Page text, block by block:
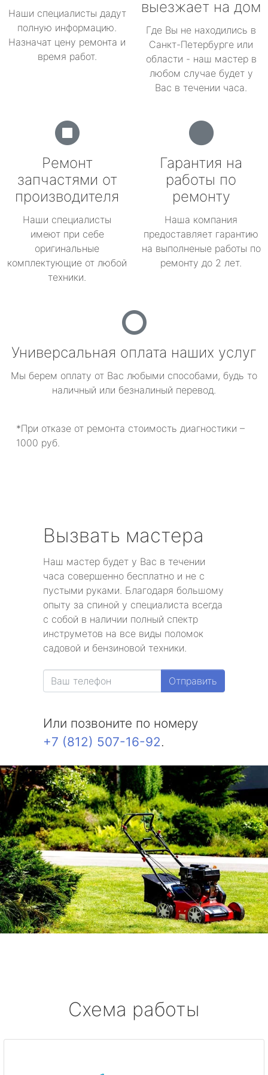
Наши специалисты дадут
полную информацию.
Назначат цену ремонта и
время работ.
выезжает на дом
Где Вы не находились в
Санкт-Петербурге или
области - наш мастер в
любом случае будет у
Вас в течении часа.
Ремонт
запчастями от
производителя
Наши специалисты
имеют при себе
оригинальные
комплектующие от любой
техники.
Гарантия на
работы по
ремонту
Наша компания
предоставляет гарантию
на выполненые работы по
ремонту до 2 лет.
Универсальная оплата наших услуг
Мы берем оплату от Вас любыми способами, будь то
наличный или безналиный перевод.
*При отказе от ремонта стоимость диагностики –
1000 руб.
Вызвать мастера
Наш мастер будет у Вас в течении
часа совершенно бесплатно и не с
пустыми руками. Благодаря большому
опыту за спиной у специалиста всегда
с собой в наличии полный спектр
инструметов на все виды поломок
садовой и бензиновой техники.
Отправить
Или позвоните по номеру
+7 (812) 507-16-92.
Схема работы